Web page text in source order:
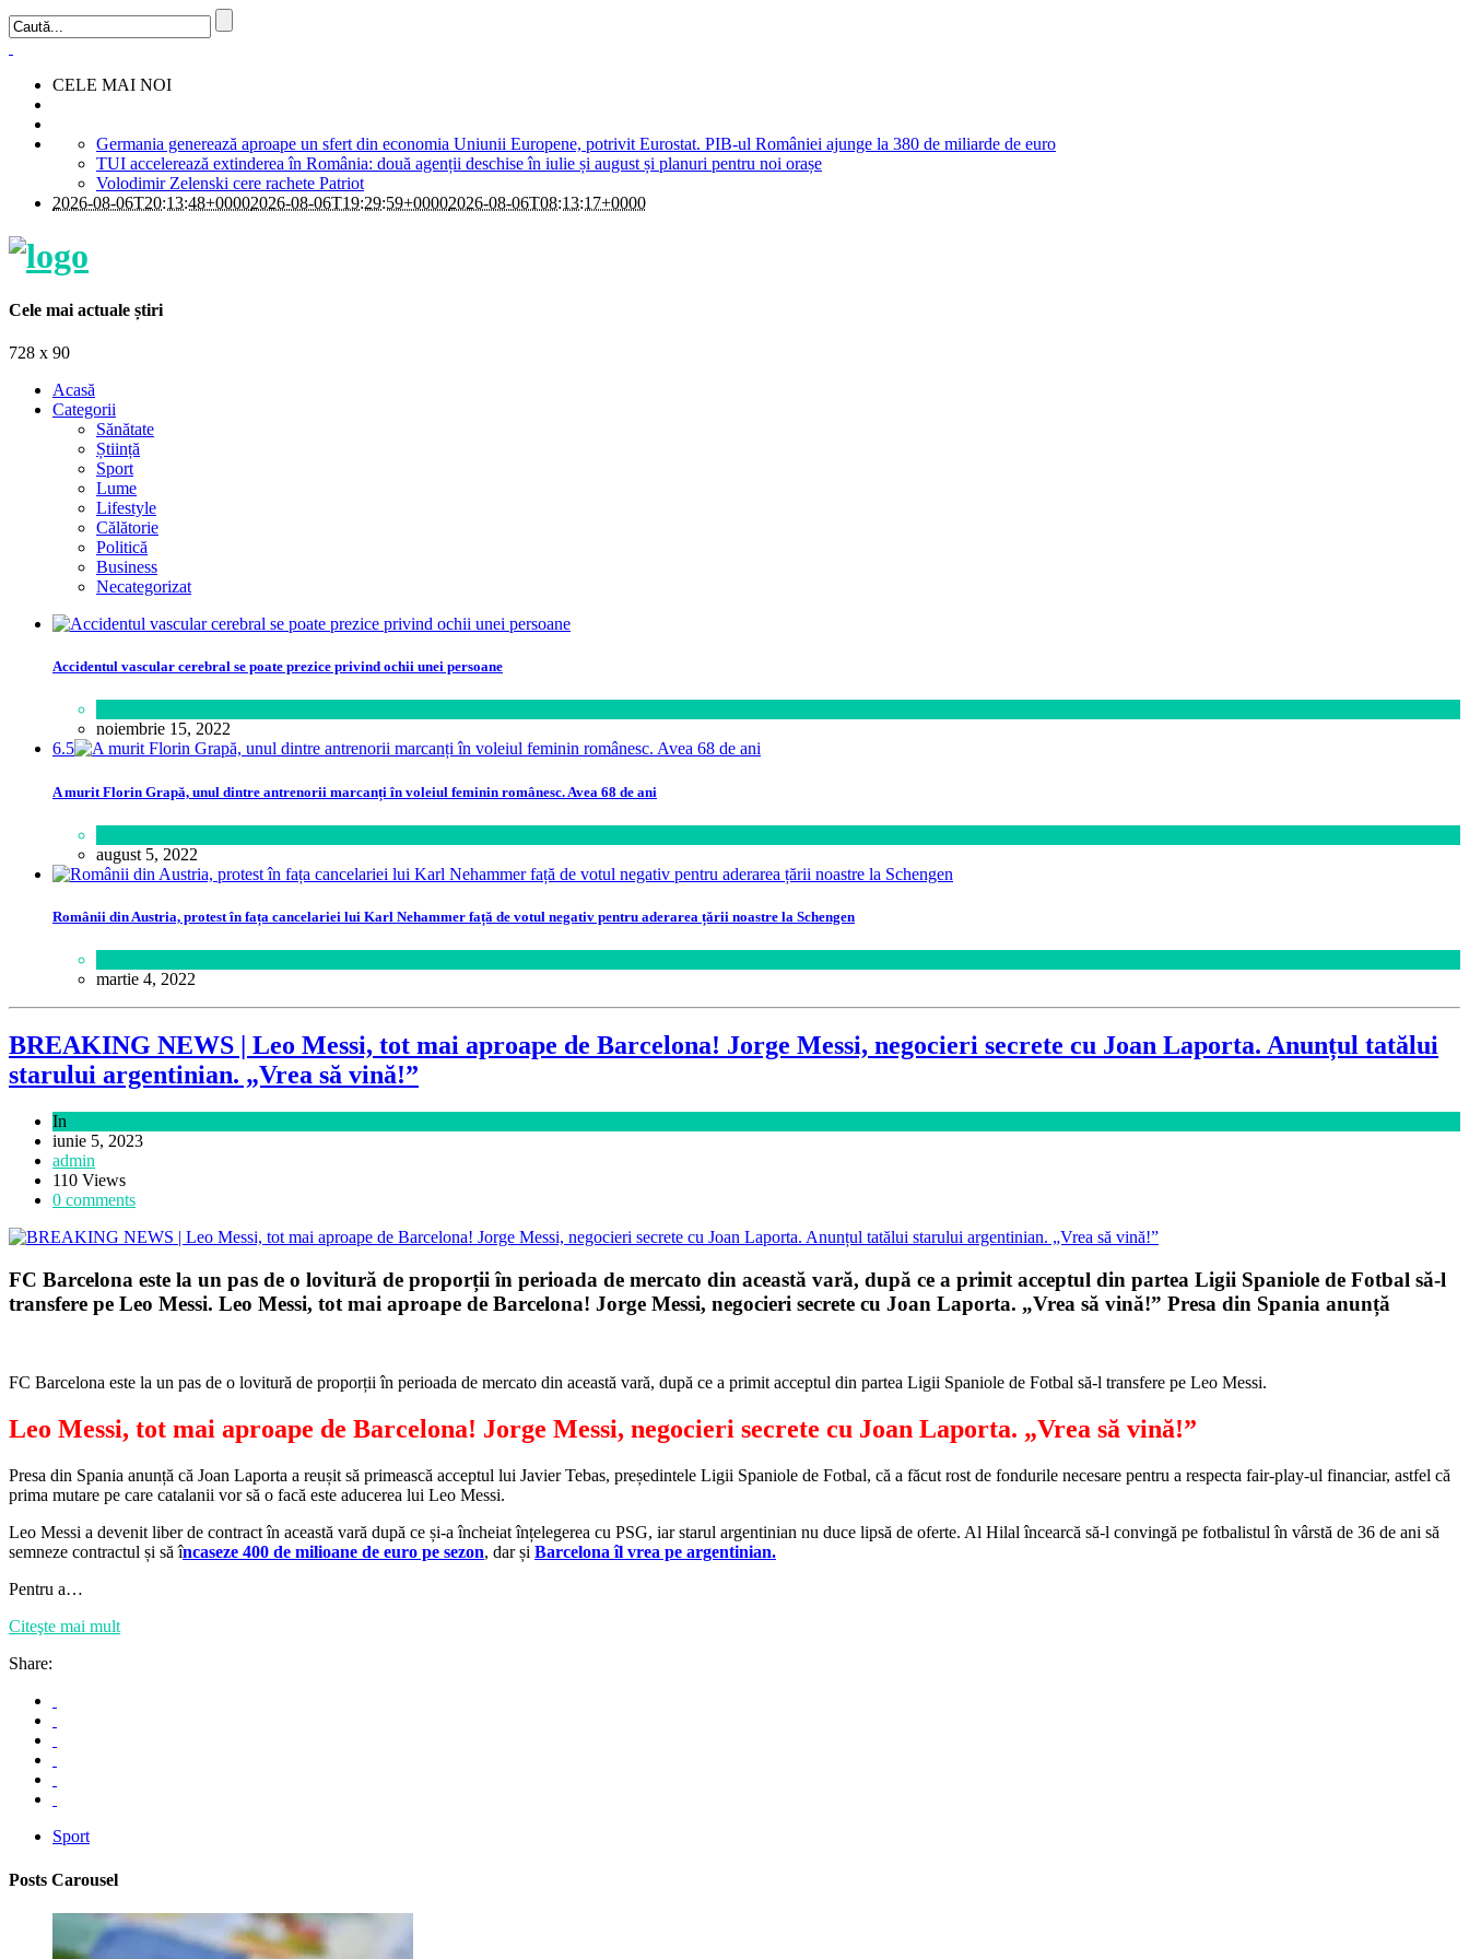
CELE MAI NOI
Germania generează aproape un sfert din economia Uniunii Europene, potrivit Eurostat. PIB-ul României ajunge la 380 de miliarde de euro
TUI accelerează extinderea în România: două agenții deschise în iulie și august și planuri pentru noi orașe
Volodimir Zelenski cere rachete Patriot
2026-08-06T20:13:48+00002026-08-06T19:29:59+00002026-08-06T08:13:17+0000
Cele mai actuale știri
728 x 90
Acasă
Categorii
Sănătate
Știință
Sport
Lume
Lifestyle
Călătorie
Politică
Business
Necategorizat
Accidentul vascular cerebral se poate prezice privind ochii unei persoane
noiembrie 15, 2022
6.5
A murit Florin Grapă, unul dintre antrenorii marcanți în voleiul feminin românesc. Avea 68 de ani
august 5, 2022
Românii din Austria, protest în fața cancelariei lui Karl Nehammer față de votul negativ pentru aderarea țării noastre la Schengen
martie 4, 2022
BREAKING NEWS | Leo Messi, tot mai aproape de Barcelona! Jorge Messi, negocieri secrete cu Joan Laporta. Anunțul tatălui
starului argentinian. „Vrea să vină!”
In
iunie 5, 2023
admin
110 Views
0 comments
FC Barcelona este la un pas de o lovitură de proporții în perioada de mercato din această vară, după ce a primit acceptul din partea Ligii Spaniole de Fotbal să-l
transfere pe Leo Messi. Leo Messi, tot mai aproape de Barcelona! Jorge Messi, negocieri secrete cu Joan Laporta. „Vrea să vină!” Presa din Spania anunță
FC Barcelona este la un pas de o lovitură de proporții în perioada de mercato din această vară, după ce a primit acceptul din partea Ligii Spaniole de Fotbal să-l transfere pe Leo Messi.
Leo Messi, tot mai aproape de Barcelona! Jorge Messi, negocieri secrete cu Joan Laporta. „Vrea să vină!”
Presa din Spania anunță că Joan Laporta a reușit să primească acceptul lui Javier Tebas, președintele Ligii Spaniole de Fotbal, că a făcut rost de fondurile necesare pentru a respecta fair-play-ul financiar, astfel că
prima mutare pe care catalanii vor să o facă este aducerea lui Leo Messi.
Leo Messi a devenit liber de contract în această vară după ce și-a încheiat înțelegerea cu PSG, iar starul argentinian nu duce lipsă de oferte. Al Hilal încearcă să-l convingă pe fotbalistul în vârstă de 36 de ani să
semneze contractul și să încaseze 400 de milioane de euro pe sezon, dar și Barcelona îl vrea pe argentinian.
Pentru a…
Citeşte mai mult
Share:
Sport
Posts Carousel